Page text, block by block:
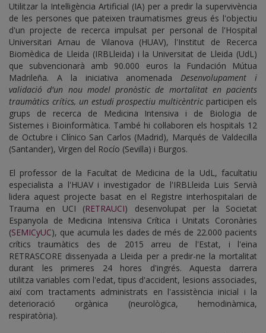
Utilitzar la Intel·ligència Artificial (IA) per a predir la supervivència
de les persones que pateixen traumatismes greus és l'objectiu
d'un projecte de recerca impulsat per personal de l'Hospital
Universitari Arnau de Vilanova (HUAV), l'Institut de Recerca
Biomèdica de Lleida (IRBLleida) i la Universitat de Lleida (UdL)
que subvencionarà amb 90.000 euros la Fundación Mútua
Madrileña. A la iniciativa anomenadaDesenvolupament i
validació d'un nou model pronòstic de mortalitat en pacients
traumàtics crítics, un estudi prospectiu multicèntric participen els
grups de recerca de Medicina Intensiva i de Biologia de
Sistemes i Bioinformàtica. També hi col·laboren els hospitals 12
de Octubre i Clínico San Carlos (Madrid), Marqués de Valdecilla
(Santander), Virgen del Rocío (Sevilla) i Burgos.
El professor de la Facultat de Medicina de la UdL, facultatiu
especialista a l'HUAV i investigador de l'IRBLleida Luis Servià
lidera aquest projecte basat en el Registre interhospitalari de
Trauma en UCI (RETRAUCI) desenvolupat per la Societat
Espanyola de Medicina Intensiva Crítica i Unitats Coronàries
(SEMICyUC), que acumula les dades de més de 22.000 pacients
crítics traumàtics des de 2015 arreu de l'Estat, i l'eina
RETRASCORE dissenyada a Lleida per a predir-ne la mortalitat
durant les primeres 24 hores d'ingrés. Aquesta darrera
utilitza variables com l'edat, tipus d'accident, lesions associades,
així com tractaments administrats en l'assistència inicial i la
deterioració orgànica (neurològica, hemodinàmica,
respiratòria).